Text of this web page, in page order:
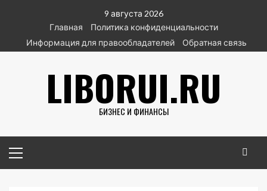
содержимому
9 августа 2026
Главная
Политика конфиденциальности
Информация для правообладателей
Обратная связь
LIBORUI.RU
БИЗНЕС И ФИНАНСЫ
меню